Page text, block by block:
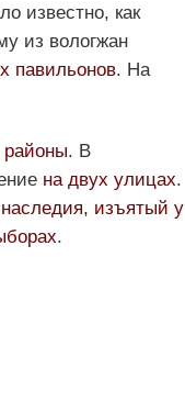
известно, как
из вологжан
павильонов. На
. В
на двух улицах.
наследия, изъятый у
.